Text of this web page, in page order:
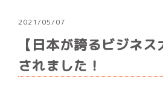
2021/05/07
【日本が誇るビジネ
されました！